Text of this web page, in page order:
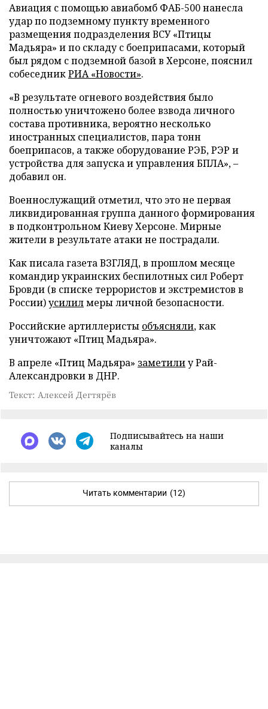
Авиация с помощью авиабомб ФАБ-500 нанесла
удар по подземному пункту временного
размещения подразделения ВСУ «Птицы
Мадьяра» и по складу с боеприпасами, который
был рядом с подземной базой в Херсоне, пояснил
собеседникРИА «Новости».
«В результате огневого воздействия было
полностью уничтожено более взвода личного
состава противника, вероятно несколько
иностранных специалистов, пара тонн
боеприпасов, а также оборудование РЭБ, РЭР и
устройства для запуска и управления БПЛА», –
добавил он.
Военнослужащий отметил, что это не первая
ликвидированная группа данного формирования
в подконтрольном Киеву Херсоне. Мирные
жители в результате атаки не пострадали.
Как писала газета ВЗГЛЯД, в прошлом месяце
командир украинских беспилотных сил Роберт
Бровди (в списке террористов и экстремистов в
России)усилилмеры личной безопасности.
Российские артиллеристы объясняли, как
уничтожают «Птиц Мадьяра».
В апреле «Птиц Мадьяра» заметилиу Рай-
Александровки в ДНР.
Текст: Алексей Дегтярёв
Подписывайтесь на наши
каналы
Читать комментарии (12)